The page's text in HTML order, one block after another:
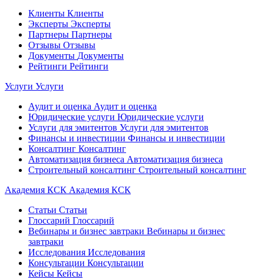
Клиенты Клиенты
Эксперты Эксперты
Партнеры Партнеры
Отзывы Отзывы
Документы Документы
Рейтинги Рейтинги
Услуги Услуги
Аудит и оценка Аудит и оценка
Юридические услуги Юридические услуги
Услуги для эмитентов Услуги для эмитентов
Финансы и инвестиции Финансы и инвестиции
Консалтинг Консалтинг
Автоматизация бизнеса Автоматизация бизнеса
Строительный консалтинг Строительный консалтинг
Академия КСК Академия КСК
Статьи Статьи
Глоссарий Глоссарий
Вебинары и бизнес завтраки Вебинары и бизнес
завтраки
Исследования Исследования
Консультации Консультации
Кейсы Кейсы